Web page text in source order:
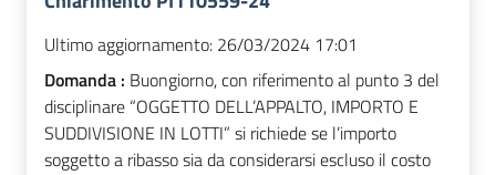
Ultimo aggiornamento: 26/03/2024 17:01
Domanda : Buongiorno, con riferimento al punto 3 del
disciplinare “OGGETTO DELL’APPALTO, IMPORTO E
SUDDIVISIONE IN LOTTI” si richiede se l’importo
soggetto a ribasso sia da considerarsi escluso il costo